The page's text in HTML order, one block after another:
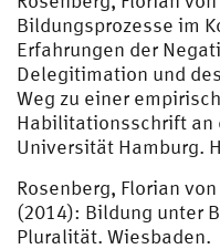
Bildungsprozesse im
Erfahrungen der
Delegitimation und
Weg zu einer
Habilitationsschrift an
Universität Hamburg.
Rosenberg, Florian
(2014): Bildung unter
Pluralität. Wiesbaden.